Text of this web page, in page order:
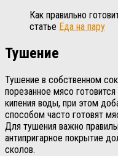
Как правильно
статье Еда на пару
Тушение
Тушение в собственном
порезанное мясо
кипения воды, при этом
способом часто готовят
Для тушения важно
антипригарное покрытие
сколов.